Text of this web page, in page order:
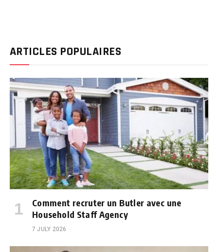
ARTICLES POPULAIRES
Comment recruter un Butler avec une
Household Staff Agency
7 JULY 2026